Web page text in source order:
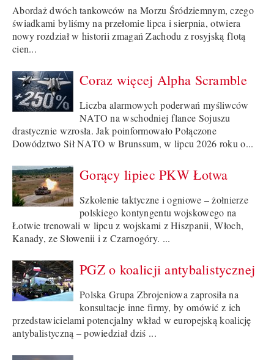
Abordaż dwóch tankowców na Morzu Śródziemnym, czego
świadkami byliśmy na przełomie lipca i sierpnia, otwiera
nowy rozdział w historii zmagań Zachodu z rosyjską flotą
cien...
Coraz więcej Alpha Scramble
Liczba alarmowych poderwań myśliwców
NATO na wschodniej flance Sojuszu
drastycznie wzrosła. Jak poinformowało Połączone
Dowództwo Sił NATO w Brunssum, w lipcu 2026 roku o...
Gorący lipiec PKW Łotwa
Szkolenie taktyczne i ogniowe – żołnierze
polskiego kontyngentu wojskowego na
Łotwie trenowali w lipcu z wojskami z Hiszpanii, Włoch,
Kanady, ze Słowenii i z Czarnogóry. ...
PGZ o koalicji antybalistycznej
Polska Grupa Zbrojeniowa zaprosiła na
konsultacje inne firmy, by omówić z ich
przedstawicielami potencjalny wkład w europejską koalicję
antybalistyczną – powiedział dziś ...